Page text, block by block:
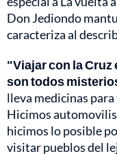
Don Jediondo
caracteriza al
"Viajar con la Cruz
son todos
lleva medicinas
Hicimos
hicimos lo posible
visitar pueblos del